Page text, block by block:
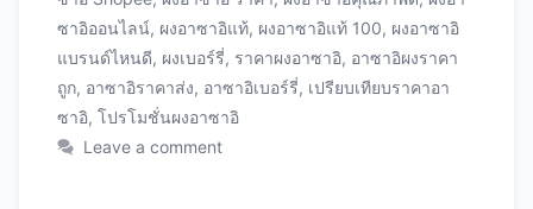
ในช่วง 150-1,200 บาทต่อ 100 กรัม ราคาตาม
ขนาดบรรจุภัณฑ์ ช่วงราคาตามคุณภาพ ระดับเริ่ม
ต้น (150-400 บาท/100g): มักเป็นผงอาซาอิผสมกับ
ผงผลไม้อื่น เปอร์เซ็นต์อาซาอิต่ำกว่า 70% เหมาะ
สำหรับผู้เริ่มต้นลอง ระดับกลาง (400-700
ซาอิออนไลน์, ผงอาซาอิแท้, ผงอาซาอิแท้ 100, ผงอาซาอิ
แบรนด์ไหนดี, ผงเบอร์รี่, ราคาผงอาซาอิ, อาซาอิผงราคา
ถูก, อาซาอิราคาส่ง, อาซาอิเบอร์รี่, เปรียบเทียบราคาอา
ซาอิ, โปรโมชั่นผงอาซาอิ
Leave a comment